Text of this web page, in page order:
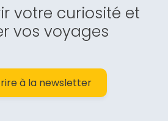
votre curiosité et
vos voyages
à la newsletter